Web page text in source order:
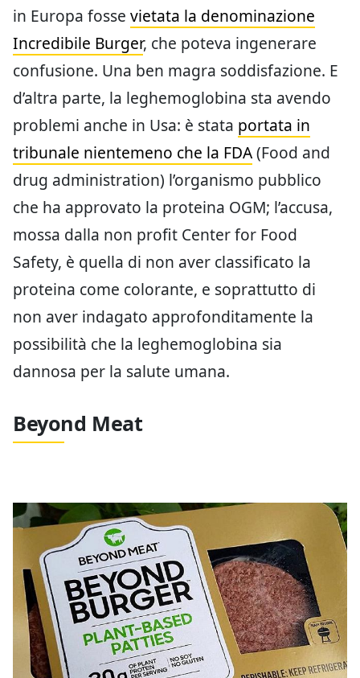
in Europa fosse vietata la denominazione
Incredibile Burger, che poteva ingenerare
confusione. Una ben magra soddisfazione. E
d’altra parte, la leghemoglobina sta avendo
problemi anche in Usa: è stata portata in
tribunale nientemeno che la FDA(Food and
drug administration) l’organismo pubblico
che ha approvato la proteina OGM; l’accusa,
mossa dalla non profit Center for Food
Safety, è quella di non aver classificato la
proteina come colorante, e soprattutto di
non aver indagato approfonditamente la
possibilità che la leghemoglobina sia
dannosa per la salute umana.
Beyond Meat